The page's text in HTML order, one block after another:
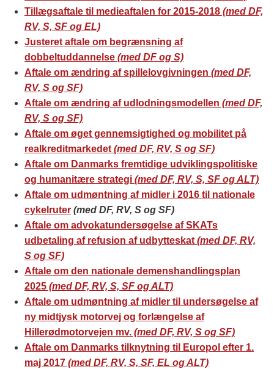
Tillægsaftale til medieaftalen for 2015-2018 (med DF,
RV, S, SF og EL)
Justeret aftale om begrænsning af
dobbeltuddannelse (med DF og S)
Aftale om ændring af spillelovgivningen (med DF,
RV, S og SF)
Aftale om ændring af udlodningsmodellen (med DF,
RV, S og SF)
Aftale om øget gennemsigtighed og mobilitet på
realkreditmarkedet (med DF, RV, S og SF)
Aftale om Danmarks fremtidige udviklingspolitiske
og humanitære strategi (med DF, RV, S, SF og ALT)
Aftale om udmøntning af midler i 2016 til nationale
cykelruter (med DF, RV, S og SF)
Aftale om advokatundersøgelse af SKATs
udbetaling af refusion af udbytteskat (med DF, RV,
S og SF)
Aftale om den nationale demenshandlingsplan
2025 (med DF, RV, S, SF og ALT)
Aftale om udmøntning af midler til undersøgelse af
ny midtjysk motorvej og forlængelse af
Hillerødmotorvejen mv. (med DF, RV, S og SF)
Aftale om Danmarks tilknytning til Europol efter 1.
maj 2017 (med DF, RV, S, SF, EL og ALT)